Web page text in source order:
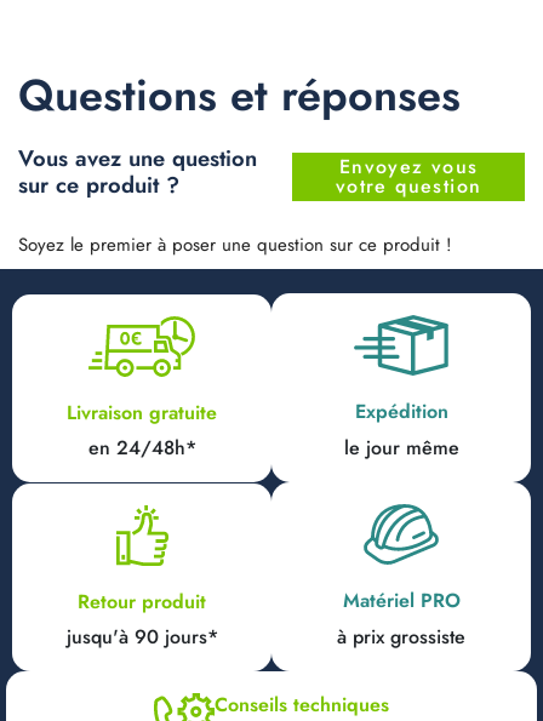
Questions et réponses
Vous avez une question
sur ce produit ?
Envoyez vous
votre question
Soyez le premier à poser une question sur ce produit !
Livraison gratuite
en 24/48h*
Expédition
le jour même
Retour produit
jusqu'à 90 jours*
Matériel PRO
à prix grossiste
Conseils techniques